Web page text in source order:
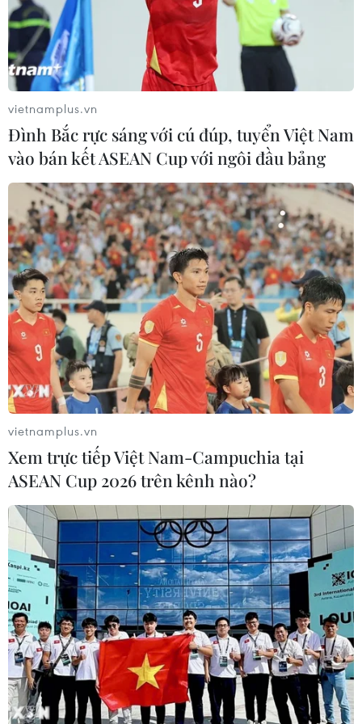
Hãng Tesla khánh thành siêu nhà máy ở
bang Texas của Mỹ
08/04/2022 02:23
Nhà máy trông giống như một câu lạc bộ ban đêm với
hai ánh sáng nổi bật đỏ và xanh, trong khi các thiết bị
máy móc và các mô hình của Tesla được trưng bày
giống như tác phẩm nghệ thuật trong bảo tàng.
Tesla triệu hồi hàng trăm nghìn xe Model
vietnamplus.vn
Đình Bắc rực sáng với cú đúp, tuyển Việt Nam
vào bán kết ASEAN Cup với ngôi đầu bảng
vietnamplus.vn
Xem trực tiếp Việt Nam-Campuchia tại
ASEAN Cup 2026 trên kênh nào?